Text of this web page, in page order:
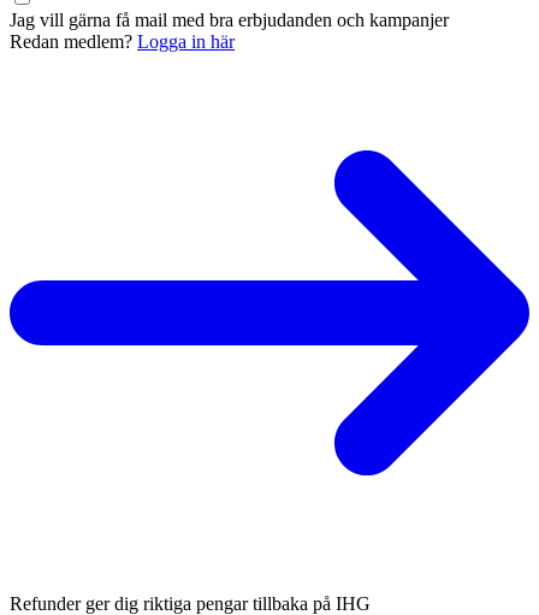
Jag vill gärna få mail med bra erbjudanden och kampanjer
Redan medlem? Logga in här
Refunder ger dig riktiga pengar tillbaka på IHG